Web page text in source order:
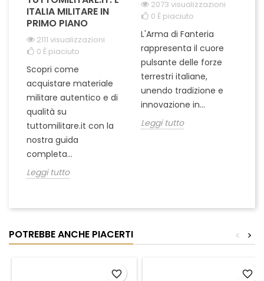
ITALIA MILITARE IN
PRIMO PIANO
2111 visualizzazioni
0 È piaciuto
Scopri come
acquistare materiale
militare autentico e di
qualità su
tuttomilitare.it con la
nostra guida
completa...
Leggi tutto
2073 visualizzazioni
0 È piaciuto
L'Arma di Fanteria
rappresenta il cuore
pulsante delle forze
terrestri italiane,
unendo tradizione e
innovazione in...
Leggi tutto
POTREBBE ANCHE PIACERTI >
<
favorite_border favorite_border